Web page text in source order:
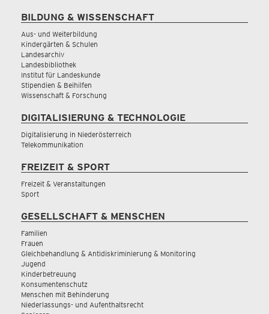
BILDUNG & WISSENSCHAFT
Aus- und Weiterbildung
Kindergärten & Schulen
Landesarchiv
Landesbibliothek
Institut für Landeskunde
Stipendien & Beihilfen
Wissenschaft & Forschung
DIGITALISIERUNG & TECHNOLOGIE
Digitalisierung in Niederösterreich
Telekommunikation
FREIZEIT & SPORT
Freizeit & Veranstaltungen
Sport
GESELLSCHAFT & MENSCHEN
Familien
Frauen
Gleichbehandlung & Antidiskriminierung & Monitoring
Jugend
Kinderbetreuung
Konsumentenschutz
Menschen mit Behinderung
Niederlassungs- und Aufenthaltsrecht